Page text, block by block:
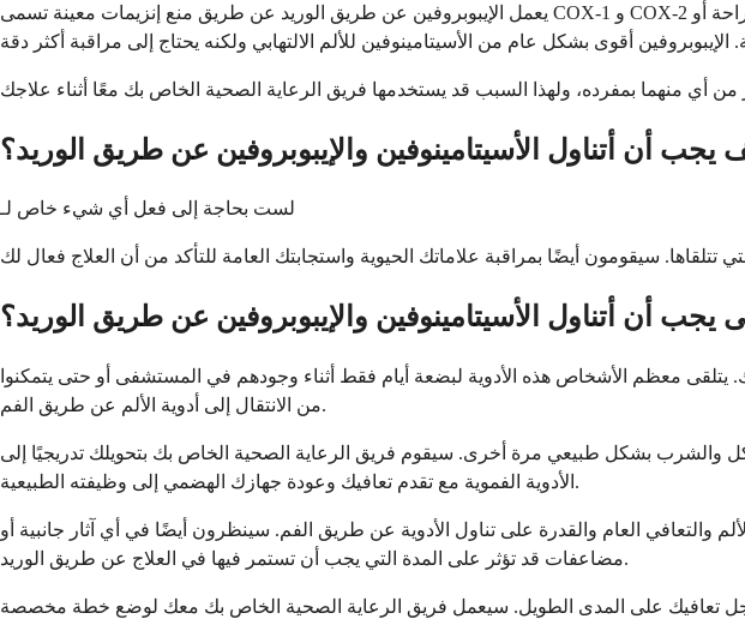
يعمل الإيبوبروفين عن طريق الوريد عن طريق منع إنزيمات معينة تسمى COX-1 و COX-2 التي تخلق الالتهاب وإشارات الألم في جسمك. هذا يجعله فعالًا بشكل خاص للألم الذي يتضمن التورم، مثل بعد الجراحة أو
يجب أن أتناول الأسيتامينوفين والإيبوبروفين عن طريق الوريد؟
لست بحاجة إلى فعل أي شيء خاص لـ
يجب أن أتناول الأسيتامينوفين والإيبوبروفين عن طريق الوريد؟
يتلقى معظم الأشخاص هذه الأدوية لبضعة أيام فقط أثناء وجودهم في المستشفى أو حتى يتمكنوا
من الانتقال إلى أدوية الألم عن طريق الفم.
مسكنات الألم عن طريق الوريد عادةً لمدة 1-3 أيام حتى تتمكن من الأكل والشرب بشكل طبيعي مرة أخرى. سيقوم فريق الرعاية الصحية الخاص بك بتحويلك تدريجيًا إلى
الأدوية الفموية مع تقدم تعافيك وعودة جهازك الهضمي إلى وظيفته الطبيعية.
والتعافي العام والقدرة على تناول الأدوية عن طريق الفم. سينظرون أيضًا في أي آثار جانبية أو
مضاعفات قد تؤثر على المدة التي يجب أن تستمر فيها في العلاج عن طريق الوريد.
من أجل تعافيك على المدى الطويل. سيعمل فريق الرعاية الصحية الخاص بك معك لوضع خطة مخصصة